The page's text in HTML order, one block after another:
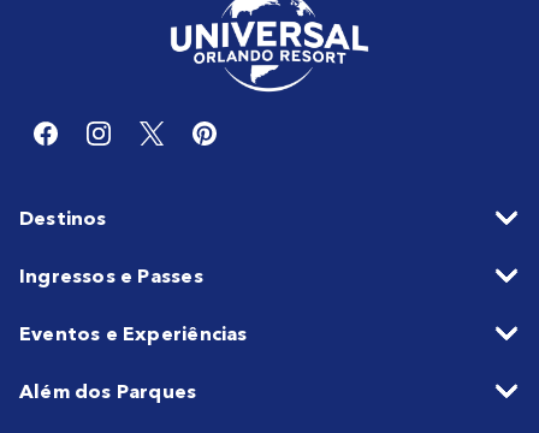
Destinos
Ingressos e Passes
Eventos e Experiências
Além dos Parques